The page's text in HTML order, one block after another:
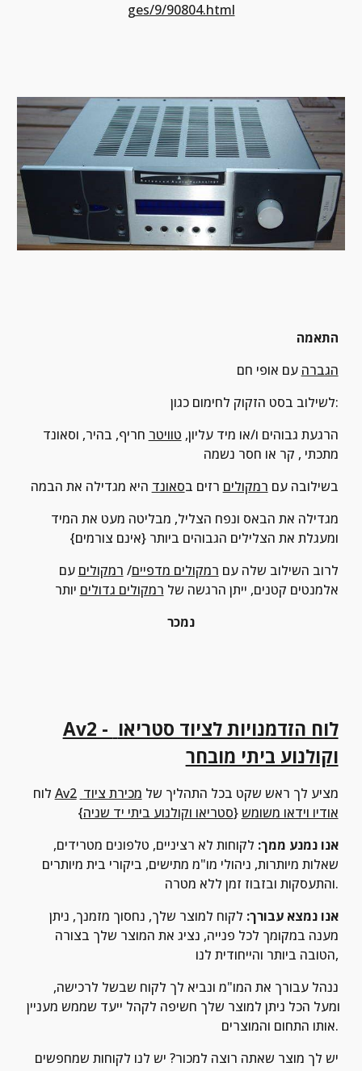
ges/9/90804.html
התאמה
הגברה עם אופי חם
לשילוב בסט הזקוק לחימום כגון:
הרגעת גבוהים ו/או מיד עליון, טוויטר
מתכתי , קר או חסר נשמה
בשילובה עם רמקולים רזים בסאונד היא מגדילה את הבמה
ומעגלת את הצלילים הגבוהים ביותר {אינם צורמים}
לרוב השילוב שלה עם רמקולים מדפיים/ רמקולים
אלמנטים קטנים, ייתן הרגשה של רמקולים גדולים יותר
נמכר
Av2 - לוח הזדמנויות לציוד סטריאו
וקולנוע ביתי מובחר
Av2 מציע לך ראש שקט בכל התהליך של
אודיו וידאו משומש {סטריאו וקולנוע ביתי יד שניה}
אנו נמנע ממך:
והתעסקות ובזבוז זמן ללא מטרה.
אנו נמצא עבורך:
הטובה ביותר והייחודית לנו,
ומעל הכל ניתן למוצר שלך חשיפה לקהל ייעד שממש מעניין
אותו התחום והמוצרים.